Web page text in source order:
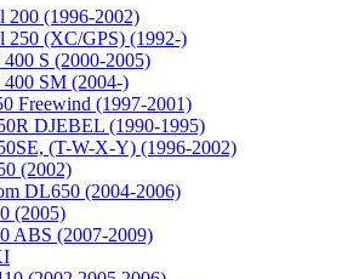
200 (1996-2002)
250 (XC/GPS) (1992-)
S (2000-2005)
SM (2004-)
Freewind (1997-2001)
DJEBEL (1990-1995)
(T-W-X-Y) (1996-2002)
(2002)
DL650 (2004-2006)
(2005)
ABS (2007-2009)